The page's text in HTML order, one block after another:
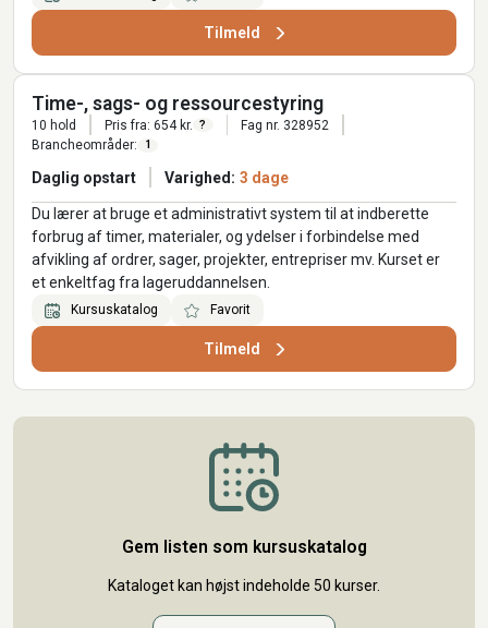
Tilmeld
Time-, sags- og ressourcestyring
10 hold Pris fra: 654 kr. ?
Fag nr. 328952
Brancheområder:
1
Daglig opstart Varighed: 3 dage
Du lærer at bruge et administrativt system til at indberette
forbrug af timer, materialer, og ydelser i forbindelse med
afvikling af ordrer, sager, projekter, entrepriser mv. Kurset er
et enkeltfag fra lageruddannelsen.
Kursuskatalog Favorit
Tilmeld
Gem listen som kursuskatalog
Kataloget kan højst indeholde 50 kurser.